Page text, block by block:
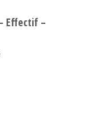
Effectif –